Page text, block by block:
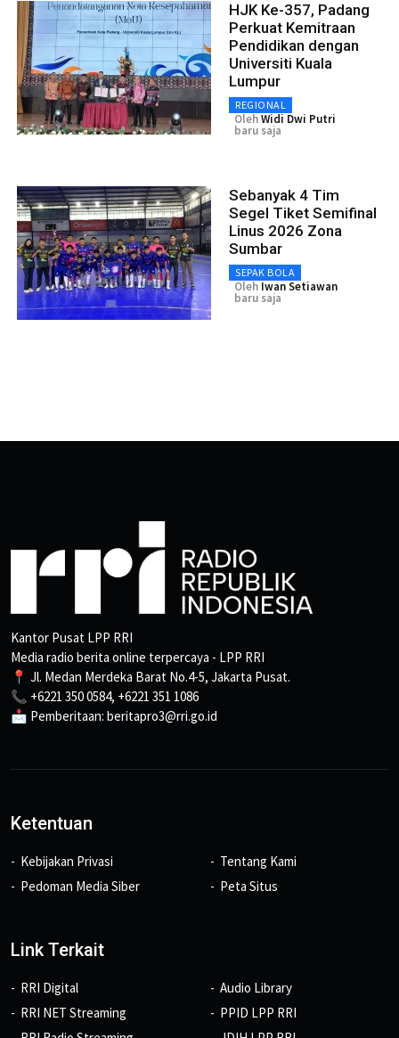
HJK Ke-357, Padang
Perkuat Kemitraan
Pendidikan dengan
Universiti Kuala
Lumpur
REGIONAL
OlehWidi Dwi Putri
baru saja
Sebanyak 4 Tim
Segel Tiket Semifinal
Linus 2026 Zona
Sumbar
SEPAK BOLA
Oleh Iwan Setiawan
baru saja
Kantor Pusat LPP RRI
Media radio berita online terpercaya - LPP RRI
📍 Jl. Medan Merdeka Barat No.4-5, Jakarta Pusat.
📞 +6221 350 0584, +6221 351 1086
📩 Pemberitaan: beritapro3@rri.go.id
Ketentuan
Kebijakan Privasi
Pedoman Media Siber
Tentang Kami
Peta Situs
Link Terkait
RRI Digital
RRI NET Streaming
Audio Library
PPID LPP RRI